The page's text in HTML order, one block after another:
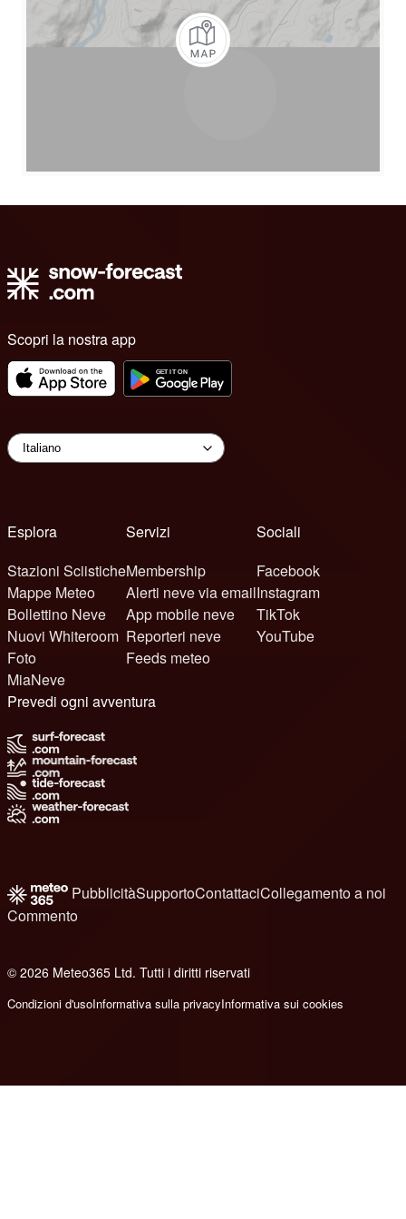
Scopri la nostra app
Esplora
Stazioni Sciistiche
Mappe Meteo
Bollettino Neve
Nuovi Whiteroom
Foto
MiaNeve
Servizi
Membership
Alerti neve via email
App mobile neve
Reporteri neve
Feeds meteo
Sociali
Facebook
Instagram
TikTok
YouTube
Prevedi ogni avventura
PubblicitàSupportoContattaciCollegamento a noi
Commento
© 2026 Meteo365 Ltd. Tutti i diritti riservati
Condizioni d'usoInformativa sulla privacyInformativa sui cookies